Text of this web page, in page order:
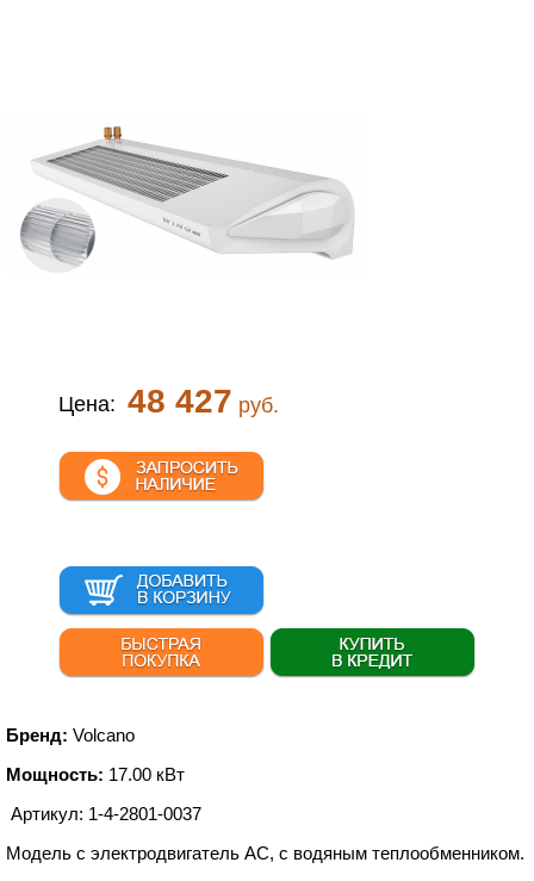
Цена: 48 427 руб.
Бренд: Volcano
Мощность: 17.00 кВт
Артикул: 1-4-2801-0037
Модель с электродвигатель АС, с водяным теплообменником.